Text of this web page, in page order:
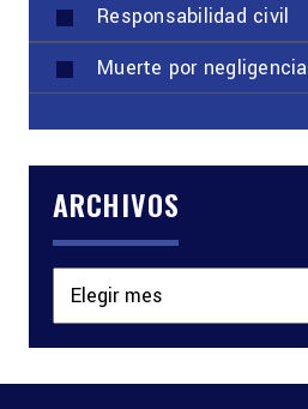
Responsabilidad civil
Muerte por negligencia
ARCHIVOS